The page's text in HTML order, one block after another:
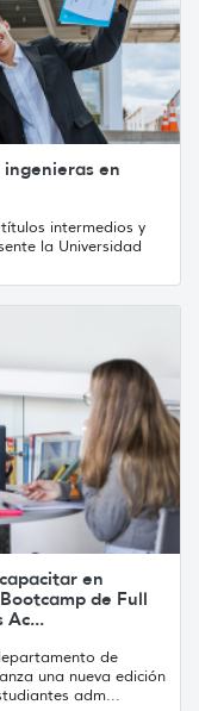
ingenieras en
intermedios y
la Universidad
en
de Full
Ac...
de
una nueva edición
adm...